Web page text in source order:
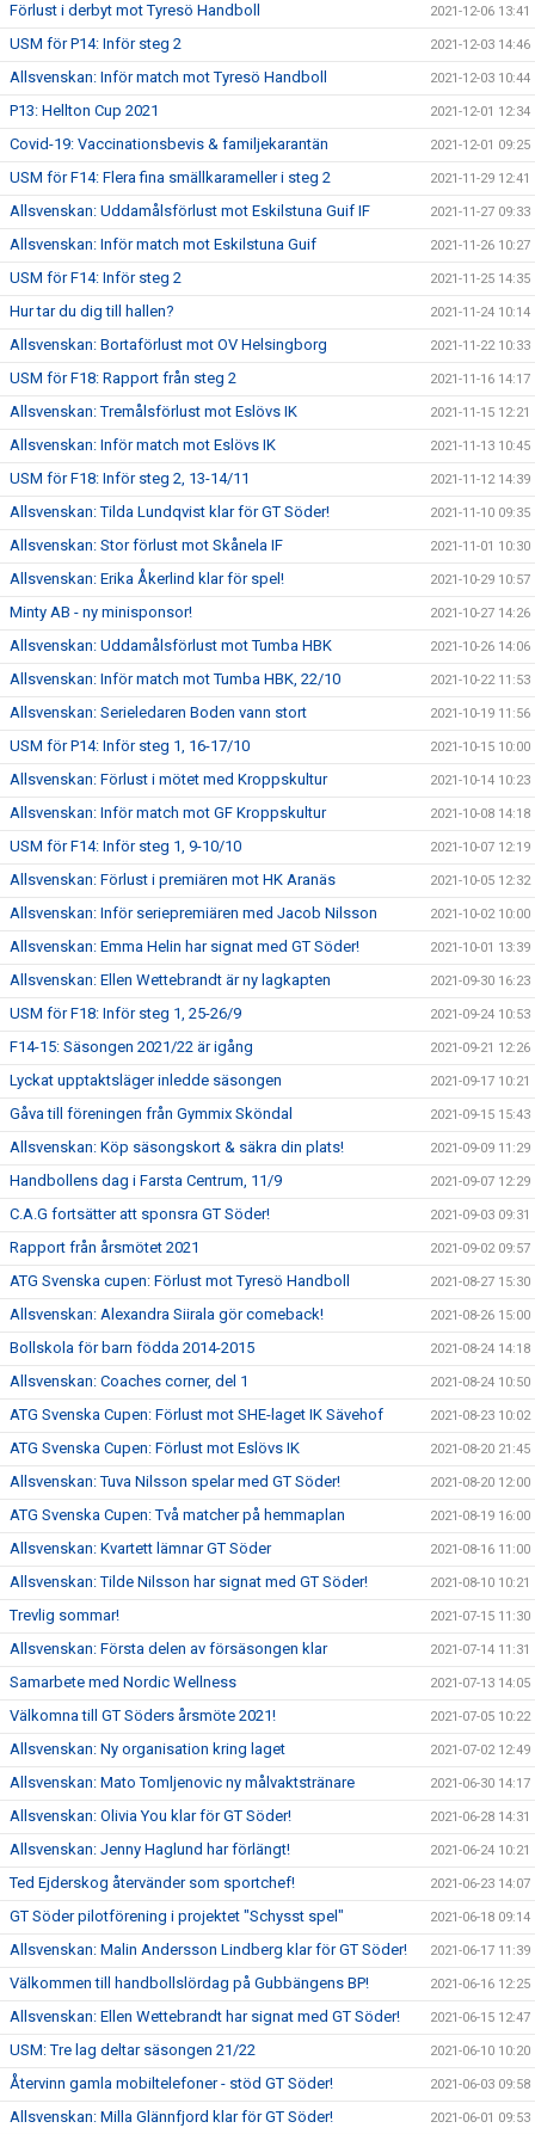
Förlust i derbyt mot Tyresö Handboll 2021-12-06 13:41
USM för P14: Inför steg 2 2021-12-03 14:46
Allsvenskan: Inför match mot Tyresö Handboll 2021-12-03 10:44
P13: Hellton Cup 2021 2021-12-01 12:34
Covid-19: Vaccinationsbevis & familjekarantän 2021-12-01 09:25
USM för F14: Flera fina smällkarameller i steg 2 2021-11-29 12:41
Allsvenskan: Uddamålsförlust mot Eskilstuna Guif IF 2021-11-27 09:33
Allsvenskan: Inför match mot Eskilstuna Guif 2021-11-26 10:27
USM för F14: Inför steg 2 2021-11-25 14:35
Hur tar du dig till hallen? 2021-11-24 10:14
Allsvenskan: Bortaförlust mot OV Helsingborg 2021-11-22 10:33
USM för F18: Rapport från steg 2 2021-11-16 14:17
Allsvenskan: Tremålsförlust mot Eslövs IK 2021-11-15 12:21
Allsvenskan: Inför match mot Eslövs IK 2021-11-13 10:45
USM för F18: Inför steg 2, 13-14/11 2021-11-12 14:39
Allsvenskan: Tilda Lundqvist klar för GT Söder! 2021-11-10 09:35
Allsvenskan: Stor förlust mot Skånela IF 2021-11-01 10:30
Allsvenskan: Erika Åkerlind klar för spel! 2021-10-29 10:57
Minty AB - ny minisponsor! 2021-10-27 14:26
Allsvenskan: Uddamålsförlust mot Tumba HBK 2021-10-26 14:06
Allsvenskan: Inför match mot Tumba HBK, 22/10 2021-10-22 11:53
Allsvenskan: Serieledaren Boden vann stort 2021-10-19 11:56
USM för P14: Inför steg 1, 16-17/10 2021-10-15 10:00
Allsvenskan: Förlust i mötet med Kroppskultur 2021-10-14 10:23
Allsvenskan: Inför match mot GF Kroppskultur 2021-10-08 14:18
USM för F14: Inför steg 1, 9-10/10 2021-10-07 12:19
Allsvenskan: Förlust i premiären mot HK Aranäs 2021-10-05 12:32
Allsvenskan: Inför seriepremiären med Jacob Nilsson 2021-10-02 10:00
Allsvenskan: Emma Helin har signat med GT Söder! 2021-10-01 13:39
Allsvenskan: Ellen Wettebrandt är ny lagkapten 2021-09-30 16:23
USM för F18: Inför steg 1, 25-26/9 2021-09-24 10:53
F14-15: Säsongen 2021/22 är igång 2021-09-21 12:26
Lyckat upptaktsläger inledde säsongen 2021-09-17 10:21
Gåva till föreningen från Gymmix Sköndal 2021-09-15 15:43
Allsvenskan: Köp säsongskort & säkra din plats! 2021-09-09 11:29
Handbollens dag i Farsta Centrum, 11/9 2021-09-07 12:29
C.A.G fortsätter att sponsra GT Söder! 2021-09-03 09:31
Rapport från årsmötet 2021 2021-09-02 09:57
ATG Svenska cupen: Förlust mot Tyresö Handboll 2021-08-27 15:30
Allsvenskan: Alexandra Siirala gör comeback! 2021-08-26 15:00
Bollskola för barn födda 2014-2015 2021-08-24 14:18
Allsvenskan: Coaches corner, del 1 2021-08-24 10:50
ATG Svenska Cupen: Förlust mot SHE-laget IK Sävehof 2021-08-23 10:02
ATG Svenska Cupen: Förlust mot Eslövs IK 2021-08-20 21:45
Allsvenskan: Tuva Nilsson spelar med GT Söder! 2021-08-20 12:00
ATG Svenska Cupen: Två matcher på hemmaplan 2021-08-19 16:00
Allsvenskan: Kvartett lämnar GT Söder 2021-08-16 11:00
Allsvenskan: Tilde Nilsson har signat med GT Söder! 2021-08-10 10:21
Trevlig sommar! 2021-07-15 11:30
Allsvenskan: Första delen av försäsongen klar 2021-07-14 11:31
Samarbete med Nordic Wellness 2021-07-13 14:05
Välkomna till GT Söders årsmöte 2021! 2021-07-05 10:22
Allsvenskan: Ny organisation kring laget 2021-07-02 12:49
Allsvenskan: Mato Tomljenovic ny målvaktstränare 2021-06-30 14:17
Allsvenskan: Olivia You klar för GT Söder! 2021-06-28 14:31
Allsvenskan: Jenny Haglund har förlängt! 2021-06-24 10:21
Ted Ejderskog återvänder som sportchef! 2021-06-23 14:07
GT Söder pilotförening i projektet "Schysst spel" 2021-06-18 09:14
Allsvenskan: Malin Andersson Lindberg klar för GT Söder! 2021-06-17 11:39
Välkommen till handbollslördag på Gubbängens BP! 2021-06-16 12:25
Allsvenskan: Ellen Wettebrandt har signat med GT Söder! 2021-06-15 12:47
USM: Tre lag deltar säsongen 21/22 2021-06-10 10:20
Återvinn gamla mobiltelefoner - stöd GT Söder! 2021-06-03 09:58
Allsvenskan: Milla Glännfjord klar för GT Söder! 2021-06-01 09:53